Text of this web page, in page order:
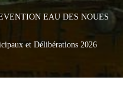
EAU DES NOUES
et Délibérations 2026